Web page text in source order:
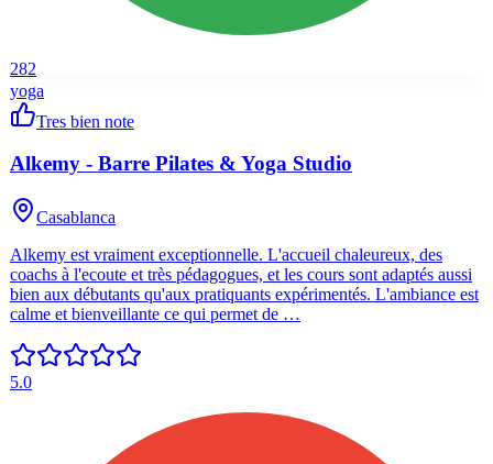
282
yoga
Tres bien note
Alkemy - Barre Pilates & Yoga Studio
Casablanca
Alkemy est vraiment exceptionnelle. L'accueil chaleureux, des
coachs à l'ecoute et très pédagogues, et les cours sont adaptés aussi
bien aux débutants qu'aux pratiquants expérimentés. L'ambiance est
calme et bienveillante ce qui permet de …
5.0